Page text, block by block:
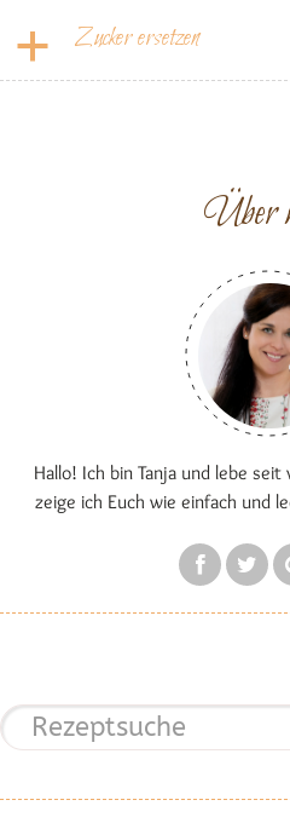
a Zucker ersetzen
Über
Hallo! Ich bin Tanja und lebe
zeige ich Euch wie einfach und